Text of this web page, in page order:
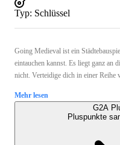
Typ: Schlüssel
Going Medieval ist ein
eintauchen kannst. Es liegt ganz an
nicht. Verteidige dich in einer Reihe
Mehr lesen
G2A
Pluspunkte